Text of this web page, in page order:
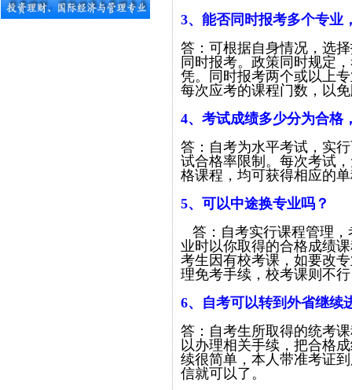
3、能否同时报考多个专业
答：可根据自身情况，选
同时报考。政策同时规定
凭。同时报考两个或以上
每次应考的课程门数，以
4、考试成绩多少分为合格
答：自考为水平考试，实
试合格率限制。每次考试
格课程，均可获得相应的
5、可以中途换专业吗？
答：自考实行课程管理，
业时以你取得的合格成绩
考生因有校考课，如要改
理免考手续，校考课则不
6、自考可以转到外省继续
答：自考生所取得的统考
以办理相关手续，把合格
续很简单，本人带准考证
信就可以了。